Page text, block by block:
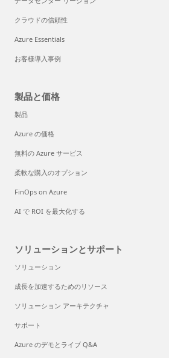
クラウドの信頼性
Azure Essentials
お客様導入事例
製品と価格
製品
Azure の価格
無料の Azure サービス
柔軟な購入のオプション
FinOps on Azure
AI で ROI を最大化する
ソリューションとサポート
ソリューション
成長を加速するためのリソース
ソリューション アーキテクチャ
サポート
Azure のデモとライブ Q&A